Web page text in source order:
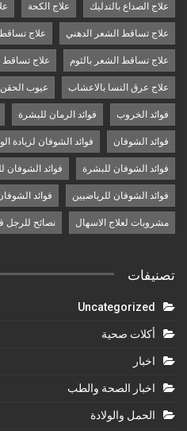
علاج الصداع بالتدليك علاج الكحة
علاج تساقط الشعر الدهني علاج
علاج تساقط الشعر بالثوم علاج تساقط
علاج عرق النسا بالاعشاب عيوب
فوائد الخروب فوائد الرمان للبشرة
فوائد الشوفان فوائد الشوفان لزيادة
فوائد الشوفان للبشرة فوائد الشوفان
فوائد الشوفان للرياضيين فوائد
مشروبات لعلاج الاسهال نصائح للرجل
تصنيفات
Uncategorized
أكلات صحية
اخبار
اخبار الصحة والطب
الحمل والولادة